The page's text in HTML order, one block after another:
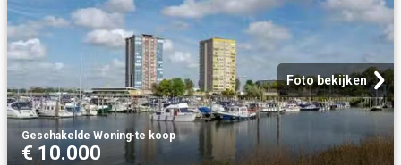
Foto bekijken
Geschakelde Woning·te koop
€ 10.000